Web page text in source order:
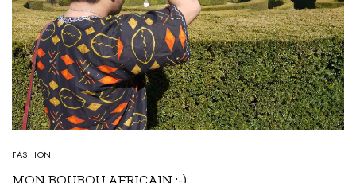
FASHION
MON BOUBOU AFRICAIN :-)